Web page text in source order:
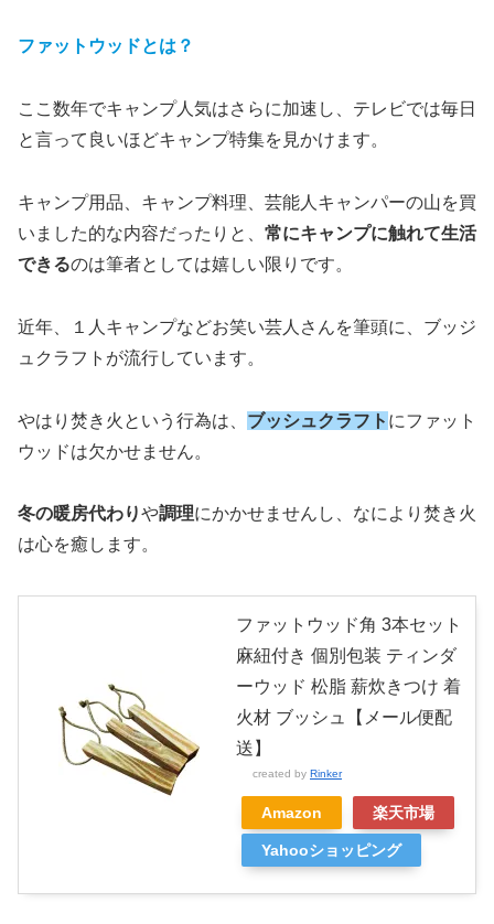
ファットウッドとは？
ここ数年でキャンプ人気はさらに加速し、テレビでは毎日
と言って良いほどキャンプ特集を見かけます。
キャンプ用品、キャンプ料理、芸能人キャンパーの山を買
いました的な内容だったりと、 常にキャンプに触れて生活
できるのは筆者としては嬉しい限りです。
近年、１人キャンプなどお笑い芸人さんを筆頭に、ブッジ
ュクラフトが流行しています。
やはり焚き火という行為は、 ブッシュクラフト にファット
ウッドは欠かせません。
冬の暖房代わりや調理にかかせませんし、なにより焚き火
は心を癒します。
ファットウッド角 3本セット
麻紐付き 個別包装 ティンダ
ーウッド 松脂 薪炊きつけ 着
火材 ブッシュ【メール便配
送】
created by Rinker
Amazon 楽天市場
Yahooショッピング